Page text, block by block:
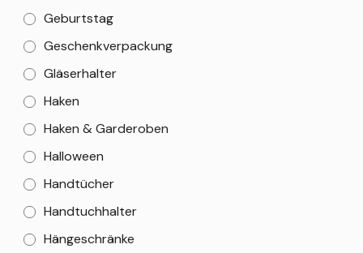
Geburtstag
Geschenkverpackung
Gläserhalter
Haken
Haken & Garderoben
Halloween
Handtücher
Handtuchhalter
Hängeschränke